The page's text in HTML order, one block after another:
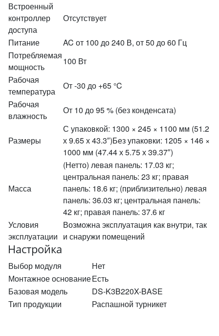
Встроенный
контроллер
доступа
Отсутствует
Питание
AC от 100 до 240 В, от 50 до 60 Гц
Потребляемая
мощность
100 Вт
Рабочая
температура
От -30 до +65 °C
Рабочая
влажность
От 10 до 95 % (без конденсата)
Размеры
С упаковкой: 1300 × 245 × 1100 мм (51.2
х 9.65 х 43.3″)Без упаковки: 1205 × 146 ×
1000 мм (47.44 х 5.75 х 39.37″)
Масса
(Нетто) левая панель: 17.03 кг;
центральная панель: 23 кг; правая
панель: 18.6 кг; (приблизительно) левая
панель: 36.03 кг; центральная панель:
42 кг; правая панель: 37.6 кг
Условия
эксплуатации
Возможна эксплуатация как внутри, так
и снаружи помещений
Настройка
Выбор модуля
Нет
Монтажное основаниеЕсть
Базовая модель
DS-K3B220X-BASE
Тип продукции
Распашной турникет